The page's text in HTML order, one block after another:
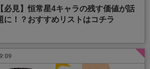
【必見】恒常星4キャラの残す価値が話
に！？おすすめリストはコチラ